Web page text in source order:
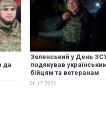
да
Зеленський у День
подякував
бійцям та ветеранам
06.12.2021